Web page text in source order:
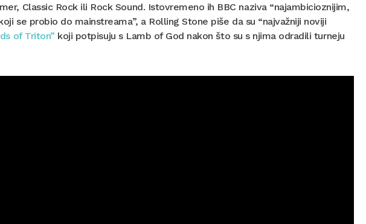
Classic Rock ili Rock Sound. Istovremeno ih BBC naziva “najambicioznijim,
se probio do mainstreama”, a Rolling Stone piše da su “najvažniji noviji
of Triton” koji potpisuju s Lamb of God nakon što su s njima odradili turneju